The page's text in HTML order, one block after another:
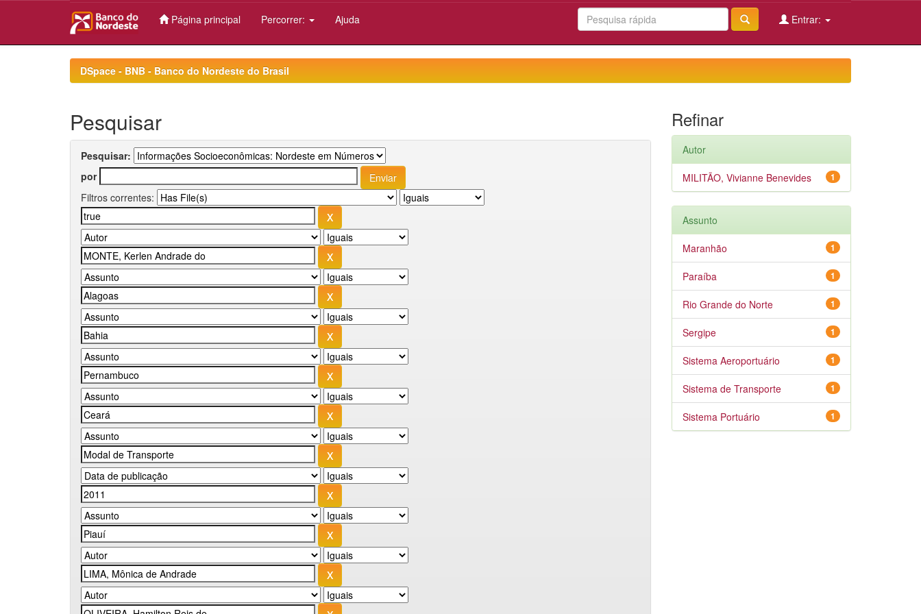
Página principal Percorrer: Ajuda Entrar:
DSpace - BNB - Banco do Nordeste do Brasil
Pesquisar
Pesquisar:
por
Filtros correntes:
Refinar
Autor
1
MILITÃO, Vivianne Benevides
Assunto
1
Maranhão
1
Paraíba
1
Rio Grande do Norte
1
Sergipe
1
Sistema Aeroportuário
1
Sistema de Transporte
1
Sistema Portuário